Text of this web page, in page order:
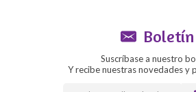
Boletín
Suscríbase a nuestro
Y recibe nuestras novedades y